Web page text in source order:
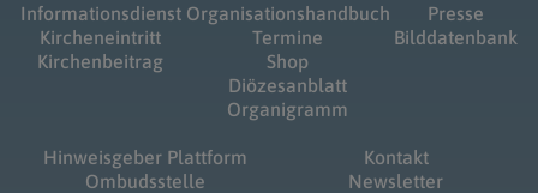
Informationsdienst
Kircheneintritt
Kirchenbeitrag
Organisationshandbuch
Termine
Shop
Diözesanblatt
Organigramm
Presse
Bilddatenbank
Hinweisgeber Plattform
Ombudsstelle
Kontakt
Newsletter